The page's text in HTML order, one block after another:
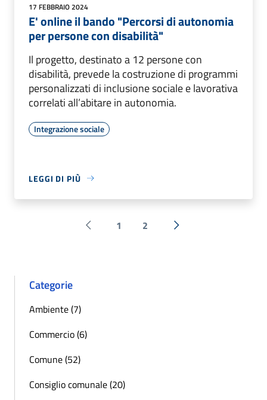
17 FEBBRAIO 2024
E' online il bando "Percorsi di autonomia
per persone con disabilità"
Il progetto, destinato a 12 persone con
disabilità, prevede la costruzione di programmi
personalizzati di inclusione sociale e lavorativa
correlati all’abitare in autonomia.
Integrazione sociale
LEGGI DI PIÙ
Pagina precedente
1 2 Successiva »
Categorie
Ambiente (7)
Commercio (6)
Comune (52)
Consiglio comunale (20)